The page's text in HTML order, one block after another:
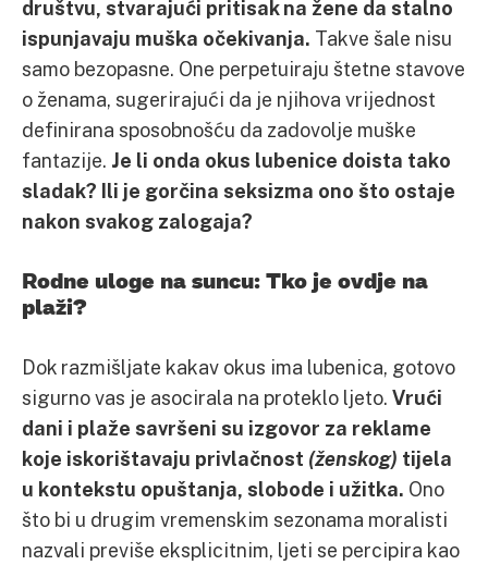
društvu, stvarajući pritisak na žene da stalno
ispunjavaju muška očekivanja. Takve šale nisu
samo bezopasne. One perpetuiraju štetne stavove
o ženama, sugerirajući da je njihova vrijednost
definirana sposobnošću da zadovolje muške
fantazije. Je li onda okus lubenice doista tako
sladak? Ili je gorčina seksizma ono što ostaje
nakon svakog zalogaja?
Rodne uloge na suncu: Tko je ovdje na
plaži?
Dok razmišljate kakav okus ima lubenica, gotovo
sigurno vas je asocirala na proteklo ljeto. Vrući
dani i plaže savršeni su izgovor za reklame
koje iskorištavaju privlačnost (ženskog) tijela
u kontekstu opuštanja, slobode i užitka. Ono
što bi u drugim vremenskim sezonama moralisti
nazvali previše eksplicitnim, ljeti se percipira kao